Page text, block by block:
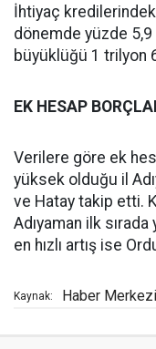
İhtiyaç
dönemde yüzde
büyüklüğü 1 trilyon
EK HESAP
Verilere göre ek
yüksek olduğu il
ve Hatay takip etti.
Adıyaman ilk
en hızlı artış ise
Kaynak: Haber Merkezi